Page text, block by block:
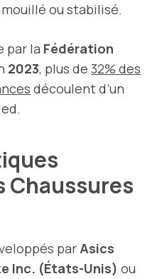
ou stabilisé.
par la Fédération
2023, plus de 32% des
découlent d’un
Chaussures
par Asics
Inc. (États-Unis) ou